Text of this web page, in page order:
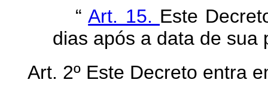
“Art. 15. Este
dias após a data de sua
Art. 2º Este Decreto entra